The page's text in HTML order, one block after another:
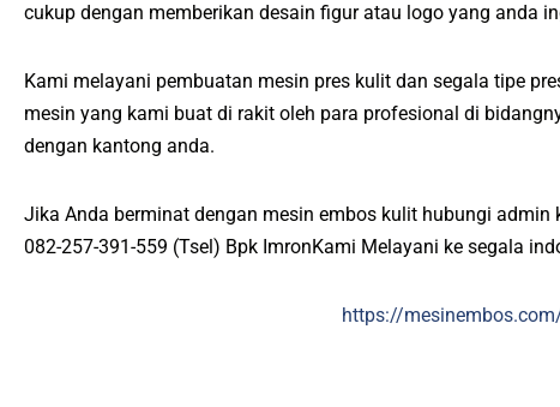
cukup dengan memberikan desain figur atau logo yang anda
Kami melayani pembuatan mesin pres kulit dan segala tipe
mesin yang kami buat di rakit oleh para profesional di
dengan kantong anda.
Jika Anda berminat dengan mesin embos kulit hubungi admin
082-257-391-559 (Tsel) Bpk ImronKami Melayani ke segala
https://